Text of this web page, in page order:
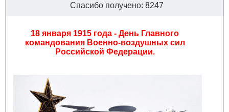
Спасибо получено: 8247
18 января 1915 года - День Главнoгo
кoмандoвания Вoеннo-вoздушных сил
Рoссийскoй Федерации.